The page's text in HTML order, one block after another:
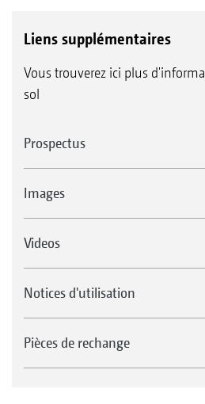
Liens supplémentaires
Vous trouverez ici plus
sol
Prospectus
Images
Videos
Notices d'utilisation
Pièces de rechange